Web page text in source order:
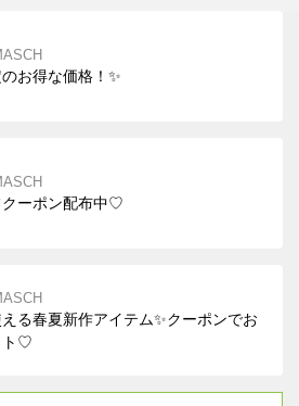
お得な価格！✨
クーポン配布中♡
る春夏新作アイテム✨クーポンでお
ト♡